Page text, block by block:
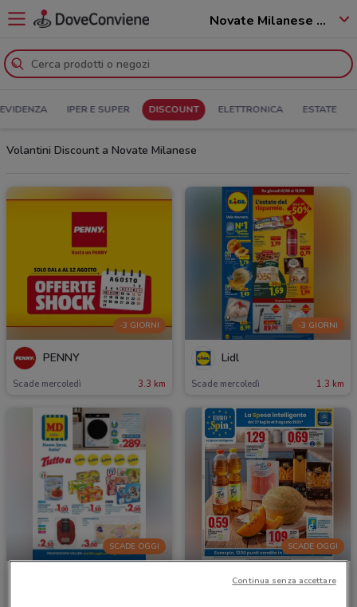
Novate Milanese - 20026
IPER E SUPER DISCOUNT ELETTRONICA ESTATE
Volantini Discount a Novate Milanese
-3 GIORNI
PENNY
Scade mercoledì 3.3 km
-3 GIORNI
Lidl
Scade mercoledì 1.3 km
SCADE OGGI SCADE OGGI
Eurospin
Continua senza accettare